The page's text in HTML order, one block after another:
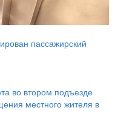
пассажирский
во втором подъезде
местного жителя в